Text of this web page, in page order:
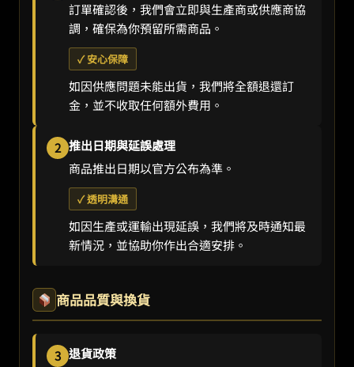
訂單確認後，我們會立即與生產商或供應商協
調，確保為你預留所需商品。
✓ 安心保障
如因供應問題未能出貨，我們將全額退還訂
金，並不收取任何額外費用。
2 推出日期與延誤處理
商品推出日期以官方公布為準。
✓ 透明溝通
如因生產或運輸出現延誤，我們將及時通知最
新情況，並協助你作出合適安排。
商品品質與換貨
3 退貨政策